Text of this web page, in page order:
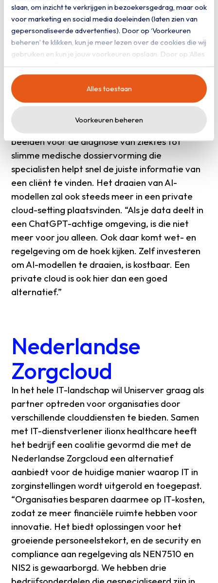
slaan, om inzicht te verkrijgen in bezoekersgedrag, maar ook
voor marketing en social media doeleinden (laten zien van
gepersonaliseerde advertenties). Door op ‘Voorkeuren
beheren’ te klikken, kun je meer lezen over de cookies die wij
gebruiken en kun je jouw voorkeuren opslaan. Door op ‘Alles
toestaan’ te klikken, ga je akkoord met het gebruik van alle
cookies zoals omschreven in onzeprivacy- en
cookieverklaring
Alles toestaan
Voorkeuren beheren
AI in een
privéomgeving
De grote winst op de alsmaar stijgende
zorgkosten zit hem ook in de toepassing van AI.
Dat varieert van het interpreteren van
beelden voor de diagnose van ziektes tot
slimme medische dossiervorming die
specialisten helpt snel de juiste informatie van
een cliënt te vinden. Het draaien van AI-
modellen zal ook steeds meer in een private
cloud-setting plaatsvinden. “Als je data deelt in
een ChatGPT-achtige omgeving, is die niet
meer voor jou alleen. Ook daar komt wet- en
regelgeving om de hoek kijken. Zelf investeren
om AI-modellen te draaien, is kostbaar. Een
private cloud is ook hier dan een goed
alternatief.”
Nederlandse
Zorgcloud
In het hele IT-landschap wil Uniserver graag als
partner optreden voor organisaties door
verschillende clouddiensten te bieden. Samen
met IT-dienstverlener ilionx healthcare heeft
het bedrijf een coalitie gevormd die met de
Nederlandse Zorgcloud een alternatief
aanbiedt voor de huidige manier waarop IT in
zorginstellingen wordt uitgerold en toegepast.
“Organisaties besparen daarmee op IT-kosten,
zodat ze meer financiële ruimte hebben voor
innovatie. Het biedt oplossingen voor het
groeiende personeelstekort, en de security en
compliance aan regelgeving als NEN7510 en
NIS2 is gewaarborgd. We hebben drie